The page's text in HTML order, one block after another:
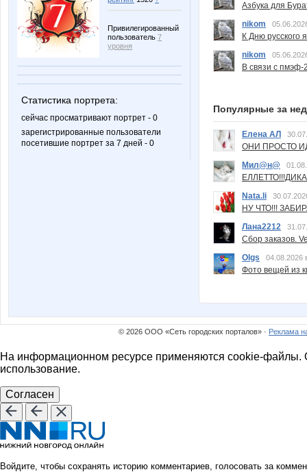
Привилегированный
пользователь 7
уровня
Статистика портрета:
сейчас просматривают портрет - 0
зарегистрированные пользователи
посетившие портрет за 7 дней - 0
Азбука для
nikom
К Дню русского
nikom
В связи с пмэф-
Популярные за
Елена АЛ
ОНИ ПРОСТО
Мил@н@
Nata.li
НУ ЧТО!!!
Лана2212
Сбор заказов.
Olgs
04.08.2026
Фото вещей из
© 2026 ООО «Сеть городских порталов» · Реклама
На информационном ресурсе применяются cookie-файлы.
использование.
Согласен
Войдите, чтобы сохранять историю комментариев, голосовать за